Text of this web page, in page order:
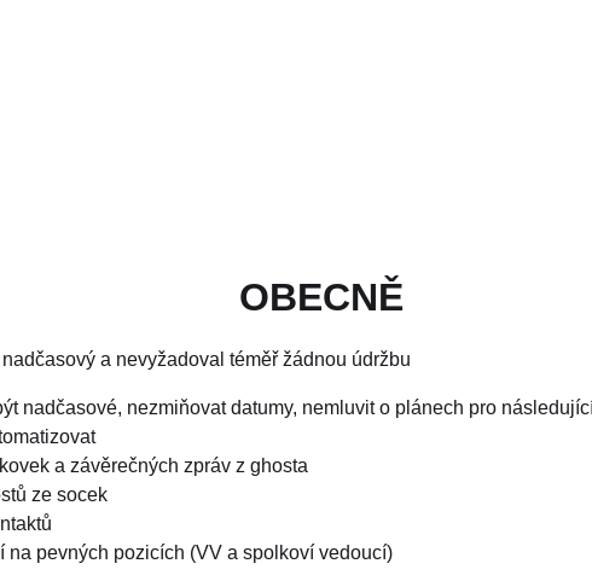
OBECNĚ
a nevyžadoval téměř žádnou údržbu
nadčasové, nezmiňovat datumy, nemluvit o plánech pro
a závěrečných zpráv z ghosta
ze socek
na pevných pozicích (VV a spolkoví vedoucí)